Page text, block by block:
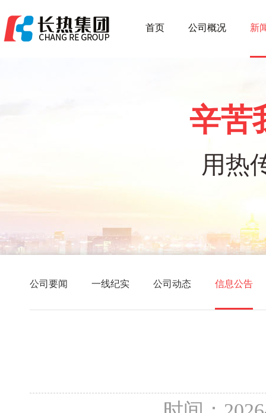
首页 公司概况 新
辛苦
用热
公司要闻 一线纪实 公司动态 信息公告